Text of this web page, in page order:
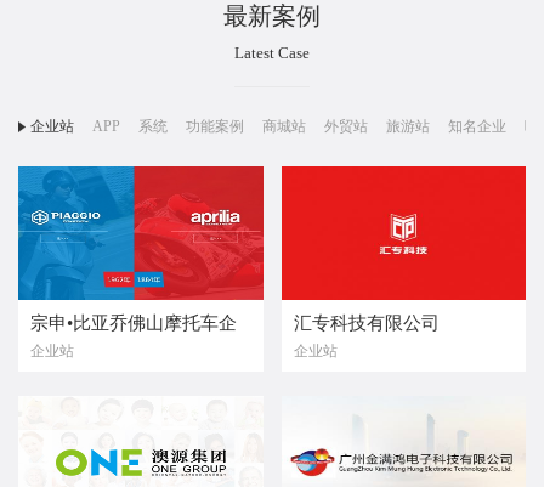
最新案例
Latest Case
企业站 APP 系统 功能案例 商城站 外贸站 旅游站 知名企业 响
宗申•比亚乔佛山摩托车企
业有限公司
企业站
汇专科技有限公司
企业站